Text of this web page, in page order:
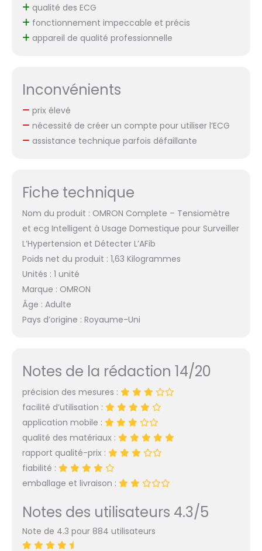
qualité des ECG
fonctionnement impeccable et précis
appareil de qualité professionnelle
Inconvénients
prix élevé
nécessité de créer un compte pour utiliser l’ECG
assistance technique parfois défaillante
Fiche technique
Nom du produit : OMRON Complete – Tensiomètre
et ecg Intelligent à Usage Domestique pour Surveiller
L’Hypertension et Détecter L’AFib
Poids net du produit : 1,63 Kilogrammes
Unités : 1 unité
Marque : OMRON
Âge : Adulte
Pays d’origine : Royaume-Uni
Notes de la rédaction 14/20
précision des mesures :
facilité d’utilisation :
application mobile :
qualité des matériaux :
rapport qualité-prix :
fiabilité :
emballage et livraison :
Notes des utilisateurs 4.3/5
Note de 4.3 pour 884 utilisateurs